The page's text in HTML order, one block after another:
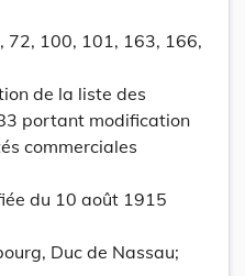
72, 100, 101, 163, 166,
de la liste des
portant modification
commerciales
du 10 août 1915
Duc de Nassau;